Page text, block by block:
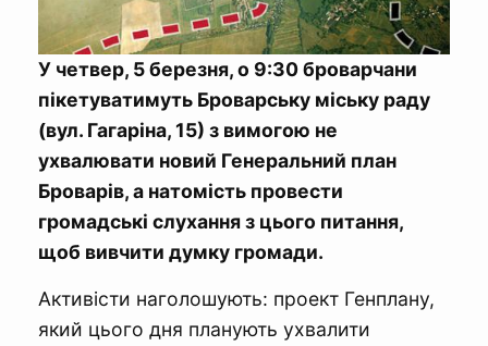
У четвер, 5 березня, о 9:30 броварчани
пікетуватимуть Броварську міську раду
(вул. Гагаріна, 15) з вимогою не
ухвалювати новий Генеральний план
Броварів, а натомість провести
громадські слухання з цього питання,
щоб вивчити думку громади.
Активісти наголошують: проект Генплану,
який цього дня планують ухвалити